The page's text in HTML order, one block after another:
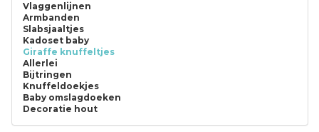
Vlaggenlijnen
Armbanden
Slabsjaaltjes
Kadoset baby
Giraffe knuffeltjes
Allerlei
Bijtringen
Knuffeldoekjes
Baby omslagdoeken
Decoratie hout